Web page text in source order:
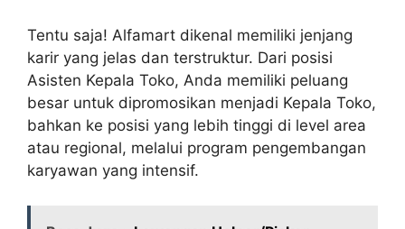
Tentu saja! Alfamart dikenal memiliki jenjang
karir yang jelas dan terstruktur. Dari posisi
Asisten Kepala Toko, Anda memiliki peluang
besar untuk dipromosikan menjadi Kepala Toko,
bahkan ke posisi yang lebih tinggi di level area
atau regional, melalui program pengembangan
karyawan yang intensif.